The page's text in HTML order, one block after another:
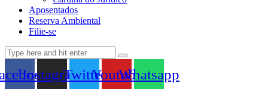
Aposentados
Reserva Ambiental
Filie-se
InstagramTwitterYoutubeWhatsapp